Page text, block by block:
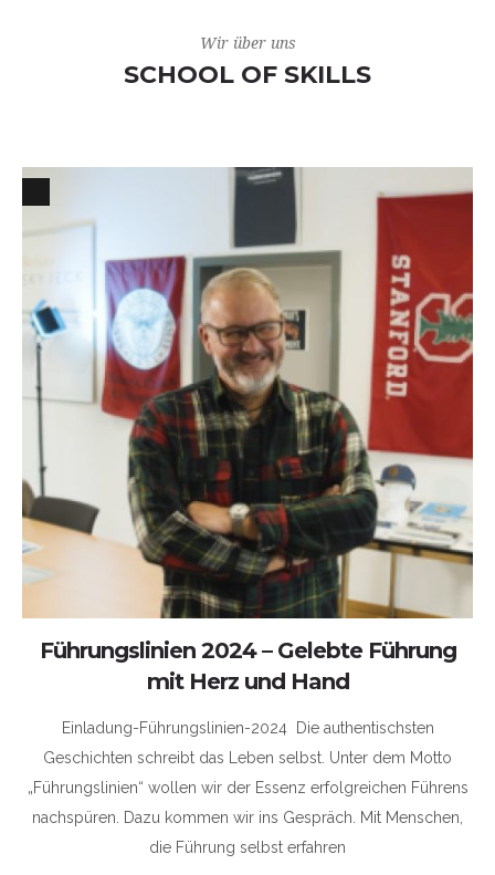
Wir über uns
SCHOOL OF SKILLS
Führungslinien 2024 – Gelebte Führung
mit Herz und Hand
Einladung-Führungslinien-2024 Die authentischsten
Geschichten schreibt das Leben selbst. Unter dem Motto
„Führungslinien“ wollen wir der Essenz erfolgreichen Führens
nachspüren. Dazu kommen wir ins Gespräch. Mit Menschen,
die Führung selbst erfahren